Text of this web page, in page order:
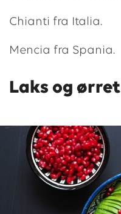
Chianti fra Italia.
Mencia fra Spania.
Laks og ørret